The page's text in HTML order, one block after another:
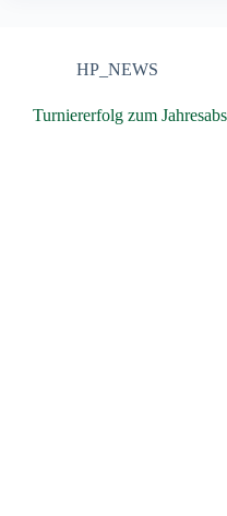
HP_NEWS
Turniererfolg zum